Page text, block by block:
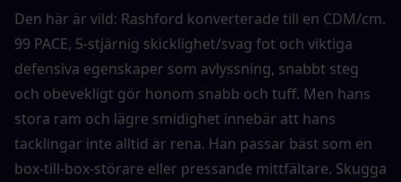
Den här är vild: Rashford konverterade till en CDM/cm.
99 PACE, 5-stjärnig skicklighet/svag fot och viktiga
defensiva egenskaper som avlyssning, snabbt steg
och obevekligt gör honom snabb och tuff. Men hans
stora ram och lägre smidighet innebär att hans
tacklingar inte alltid är rena. Han passar bäst som en
box-till-box-störare eller pressande mittfältare. Skugga